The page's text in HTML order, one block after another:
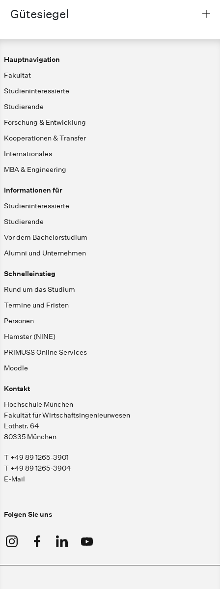
Gütesiegel
Hauptnavigation
Fakultät
Studieninteressierte
Studierende
Forschung & Entwicklung
Kooperationen & Transfer
Internationales
MBA & Engineering
Informationen für
Studieninteressierte
Studierende
Vor dem Bachelorstudium
Alumni und Unternehmen
Schnelleinstieg
Rund um das Studium
Termine und Fristen
Personen
Hamster (NINE)
PRIMUSS Online Services
Moodle
Kontakt
Hochschule München
Fakultät für Wirtschaftsingenieurwesen
Lothstr. 64
80335 München
T +49 89 1265-3901
T +49 89 1265-3904
E-Mail
Folgen Sie uns